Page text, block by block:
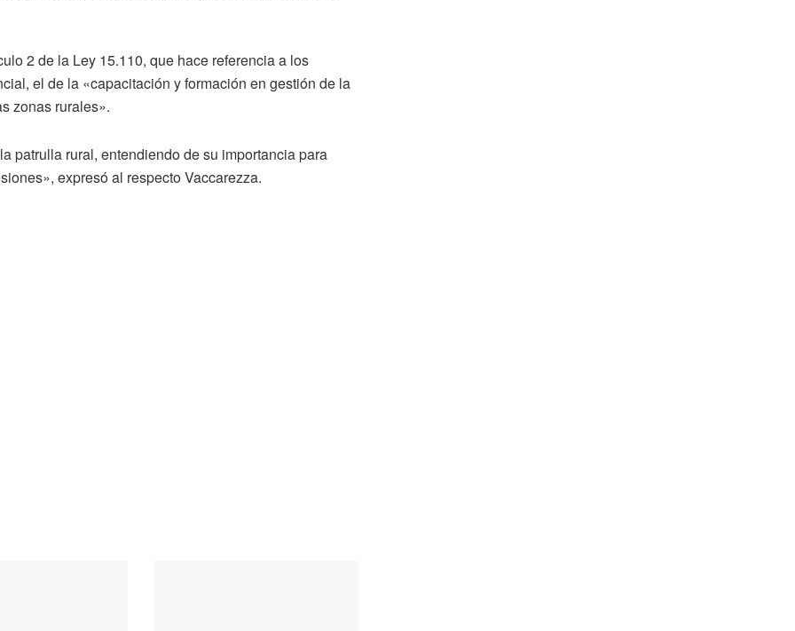
2 de la Ley 15.110, que hace referencia a los
el de la «capacitación y formación en gestión de la
zonas rurales».
patrulla rural, entendiendo de su importancia para
expresó al respecto Vaccarezza.